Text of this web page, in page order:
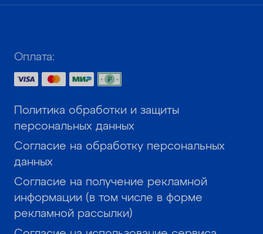
Оплата:
Политика обработки и защиты
персональных данных
Согласие на обработку персональных
данных
Согласие на получение рекламной
информации (в том числе в форме
рекламной рассылки)